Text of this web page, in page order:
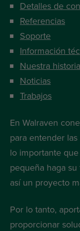
Detalles de
Referencias
Soporte
Información
Nuestra historia
Noticias
Trabajos
En Walraven
para entender
lo importante
pequeña haga
así un proyecto
Por lo tanto,
proporcionar